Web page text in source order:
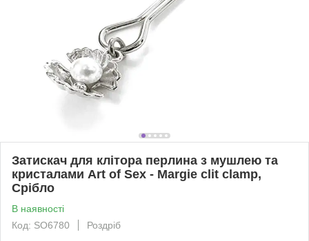
Затискач для клітора перлина з мушлею та
кристалами Art of Sex - Margie clit clamp,
Срібло
В наявності
Код: SO6780
Роздріб